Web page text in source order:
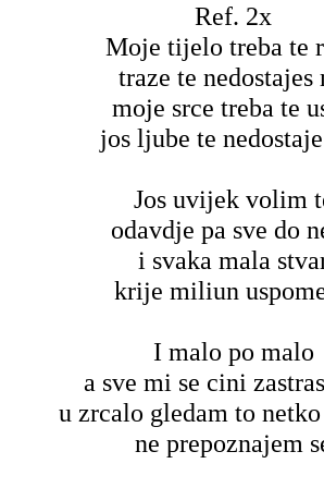
Ref. 2x
Moje tijelo treba te
traze te nedostajes
moje srce treba te
jos ljube te
Jos uvijek volim
odavdje pa sve do
i svaka mala
krije miliun
I malo po malo
a sve mi se cini
u zrcalo gledam to
ne prepoznajem